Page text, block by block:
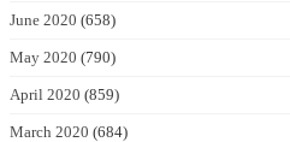
June 2020 (658)
May 2020 (790)
April 2020 (859)
March 2020 (684)